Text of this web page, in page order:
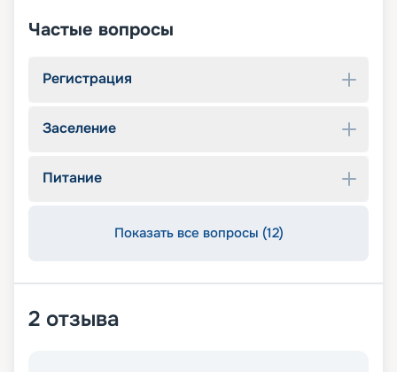
Частые вопросы
Регистрация
Заселение
Питание
Показать все вопросы (12)
2 отзыва